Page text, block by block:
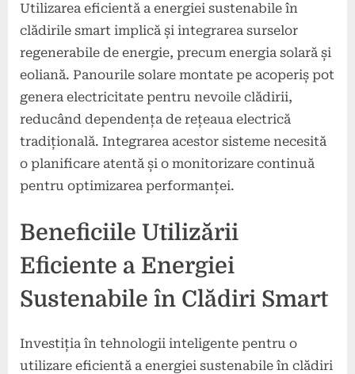
Utilizarea eficientă a energiei sustenabile în
clădirile smart implică și integrarea surselor
regenerabile de energie, precum energia solară și
eoliană. Panourile solare montate pe acoperiș pot
genera electricitate pentru nevoile clădirii,
reducând dependența de rețeaua electrică
tradițională. Integrarea acestor sisteme necesită
o planificare atentă și o monitorizare continuă
pentru optimizarea performanței.
Beneficiile Utilizării
Eficiente a Energiei
Sustenabile în Clădiri Smart
Investiția în tehnologii inteligente pentru o
utilizare eficientă a energiei sustenabile în clădiri